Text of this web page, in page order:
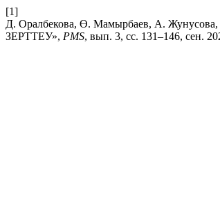
[1]
Д. Оралбекова, Ө. Мамырбаев, А.
ЗЕРТТЕУ», PMS, вып. 3, сс. 131–146, сен.